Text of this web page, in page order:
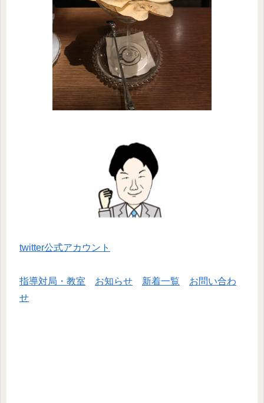
twitter公式アカウント
指導対局・教室 お知らせ 新着一覧
お問い合わ
せ